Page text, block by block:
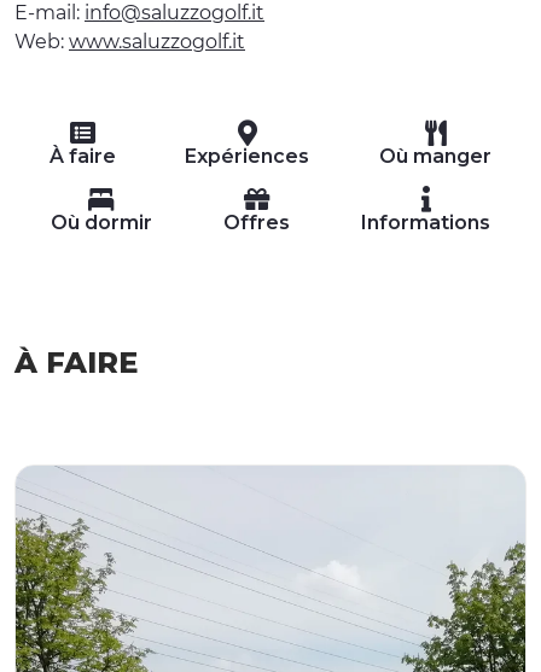
E-mail: info@saluzzogolf.it
Web: www.saluzzogolf.it
À faire Expériences Où manger
Où dormir Offres Informations
À FAIRE